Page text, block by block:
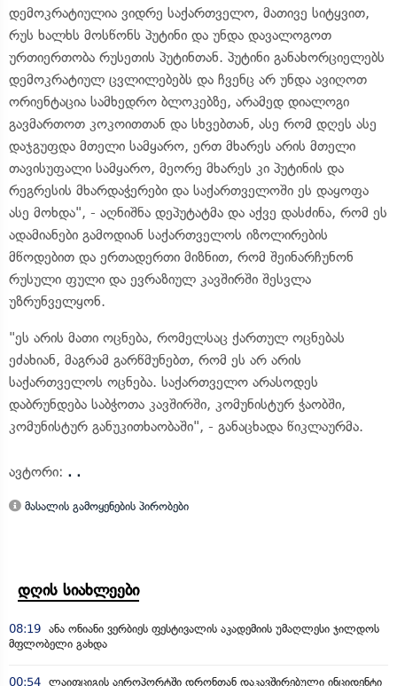
დემოკრატიულია ვიდრე საქართველო, მათივე სიტყვით,
რუს ხალხს მოსწონს პუტინი და უნდა დავალოგოთ
ურთიერთობა რუსეთის პუტინთან. პუტინი განახორციელებს
დემოკრატიულ ცვლილებებს და ჩვენც არ უნდა ავიღოთ
ორიენტაცია სამხედრო ბლოკებზე, არამედ დიალოგი
გავმართოთ კოკოითთან და სხვებთან, ასე რომ დღეს ასე
დაჯგუფდა მთელი სამყარო, ერთ მხარეს არის მთელი
თავისუფალი სამყარო, მეორე მხარეს კი პუტინის და
რეგრესის მხარდაჭერები და საქართველოში ეს დაყოფა
ასე მოხდა", - აღნიშნა დეპუტატმა და აქვე დასძინა, რომ ეს
ადამიანები გამოდიან საქართველოს იზოლირების
მწოდებით და ერთადერთი მიზნით, რომ შეინარჩუნონ
რუსული ფული და ევრაზიულ კავშირში შესვლა
უზრუნველყონ.
"ეს არის მათი ოცნება, რომელსაც ქართულ ოცნებას
ეძახიან, მაგრამ გარწმუნებთ, რომ ეს არ არის
საქართველოს ოცნება. საქართველო არასოდეს
დაბრუნდება საბჭოთა კავშირში, კომუნისტურ ჭაობში,
კომუნისტურ განუკითხაობაში", - განაცხადა წიკლაურმა.
ავტორი: . .
მასალის გამოყენების პირობები
დღის სიახლეები
08:19 ანა ონიანი ვერბიეს ფესტივალის აკადემიის უმაღლესი ჯილდოს
მფლობელი გახდა
00:54 ლაიფციგის აეროპორტში დრონთან დაკავშირებული ინციდენტი